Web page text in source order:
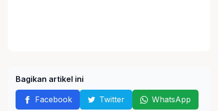
Bagikan artikel ini
Facebook Twitter WhatsApp